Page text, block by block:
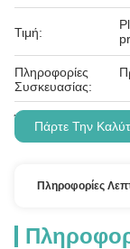
Τιμή:
Πληροφορίες
Συσκευασίας:
Όροι Πληρωμής:
Πάρτε Την
Πληροφορίες